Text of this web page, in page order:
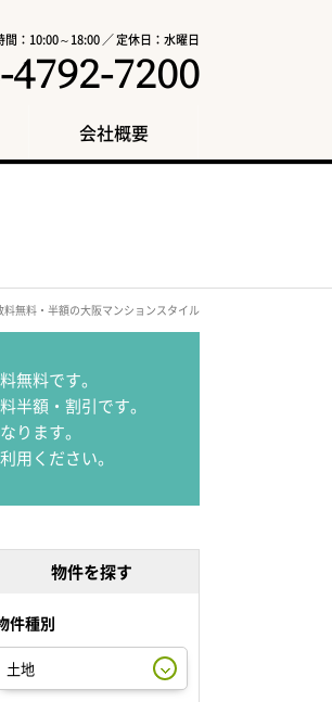
間：10:00～18:00 ／ 定休日：水曜日
4792-7200
会社概要
無料・半額の大阪マンションスタイル
無料です。
半額・割引です。
ります。
用ください。
物件を探す
件種別